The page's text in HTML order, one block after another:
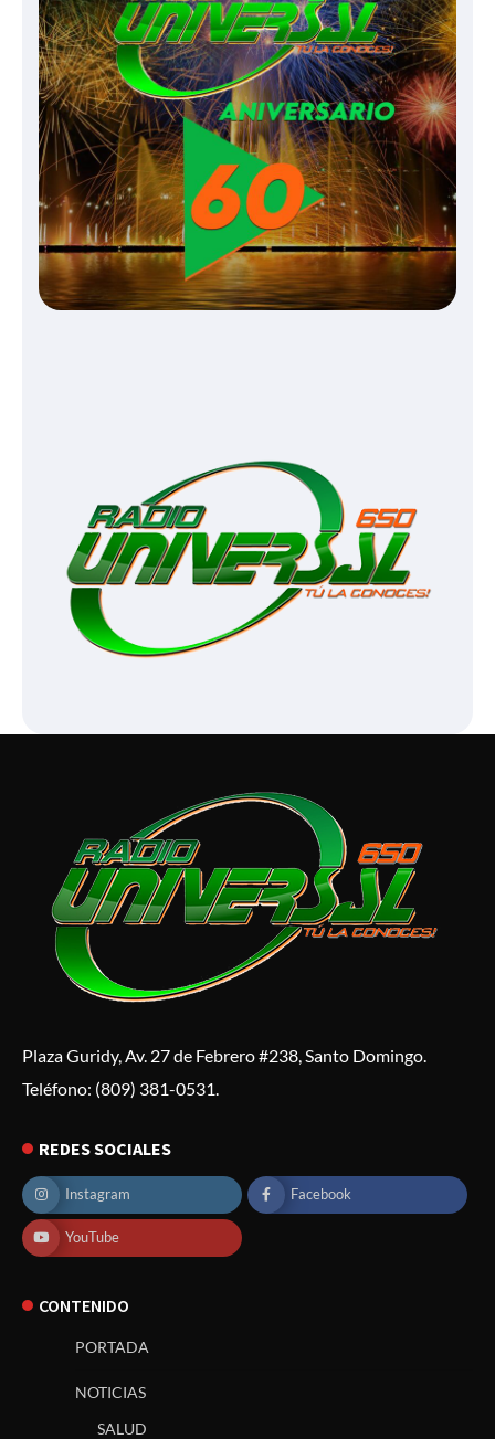
Plaza Guridy, Av. 27 de Febrero #238, Santo Domingo.
Teléfono: (809) 381-0531.
REDES SOCIALES
Instagram Facebook
YouTube
CONTENIDO
PORTADA
NOTICIAS
SALUD